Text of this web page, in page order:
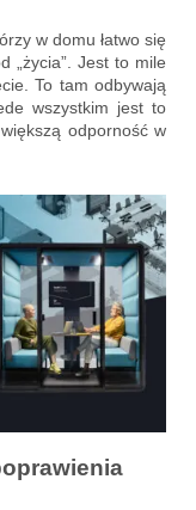
w domu łatwo się
„życia”. Jest to mile
To tam odbywają
wszystkim jest to
odporność w